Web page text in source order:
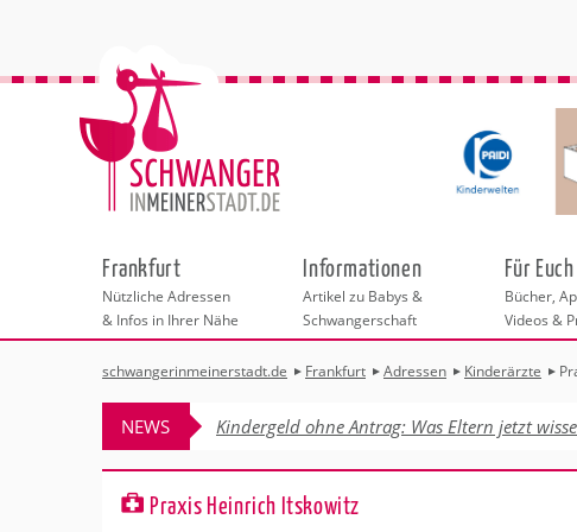
Frankfurt
Nützliche Adressen
& Infos in Ihrer Nähe
Städteauswahl
Adressen
Hebammen
Geburtshäuser
Frauenärzte
Behördengänge &
Checklisten
Beratungsstellen
Kinderwunschzentren
Schwangerschaftskurse
Erste Hilfe & Beratung
Rückbildung
Shopping
Wellness & Gesundheit
Fotografie &
Informationen
Artikel zu Babys &
Schwangerschaft
Für
Bücher,
Videos &
schwangerinmeinerstadt.de Frankfurt Adressen Kinderärzte
NEWS Kindergeld ohne Antrag: Was Eltern jetzt
Praxis Heinrich Itskowitz